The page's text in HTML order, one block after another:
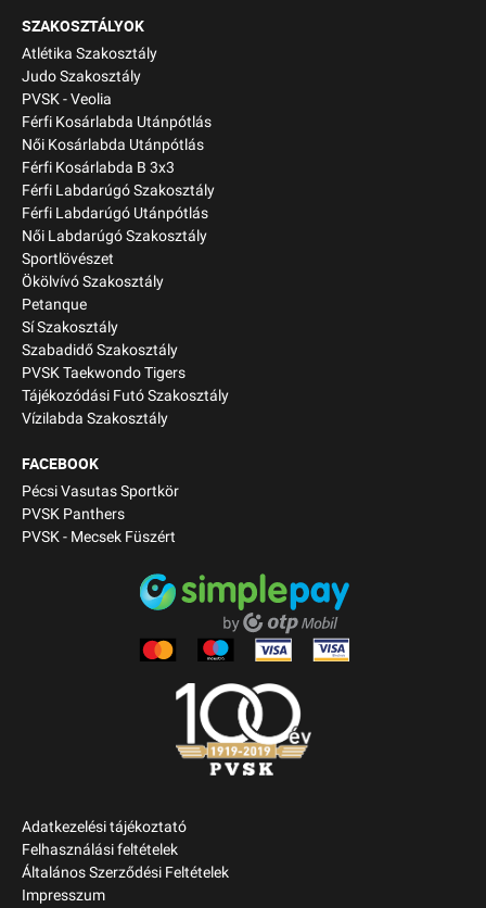
SZAKOSZTÁLYOK
Atlétika Szakosztály
Judo Szakosztály
PVSK - Veolia
Férfi Kosárlabda Utánpótlás
Női Kosárlabda Utánpótlás
Férfi Kosárlabda B 3x3
Férfi Labdarúgó Szakosztály
Férfi Labdarúgó Utánpótlás
Női Labdarúgó Szakosztály
Sportlövészet
Ökölvívó Szakosztály
Petanque
Sí Szakosztály
Szabadidő Szakosztály
PVSK Taekwondo Tigers
Tájékozódási Futó Szakosztály
Vízilabda Szakosztály
FACEBOOK
Pécsi Vasutas Sportkör
PVSK Panthers
PVSK - Mecsek Füszért
Adatkezelési tájékoztató
Felhasználási feltételek
Általános Szerződési Feltételek
Impresszum